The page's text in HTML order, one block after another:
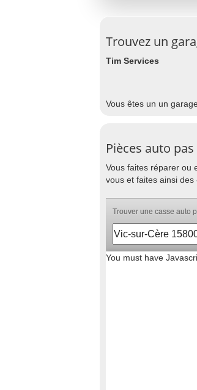
Trouvez un
Tim Services
Vous êtes un un
Pièces auto
Vous faites réparer ou
vous et faites ainsi